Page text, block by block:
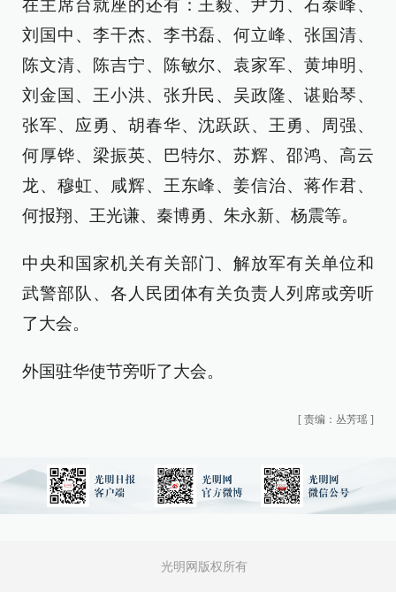
在主席台就座的还有：王毅、尹力、石泰峰、
刘国中、李干杰、李书磊、何立峰、张国清、
陈文清、陈吉宁、陈敏尔、袁家军、黄坤明、
刘金国、王小洪、张升民、吴政隆、谌贻琴、
张军、应勇、胡春华、沈跃跃、王勇、周强、
何厚铧、梁振英、巴特尔、苏辉、邵鸿、高云
龙、穆虹、咸辉、王东峰、姜信治、蒋作君、
何报翔、王光谦、秦博勇、朱永新、杨震等。
中央和国家机关有关部门、解放军有关单位和
武警部队、各人民团体有关负责人列席或旁听
了大会。
外国驻华使节旁听了大会。
[ 责编：丛芳瑶 ]
光明网版权所有